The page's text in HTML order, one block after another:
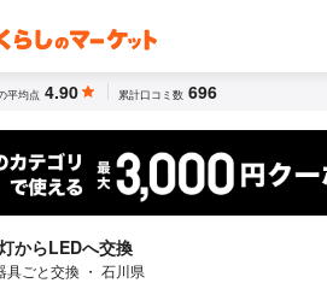
平均点 4.90 累計口コミ数 696
からLEDへ交換
具ごと交換 ・ 石川県